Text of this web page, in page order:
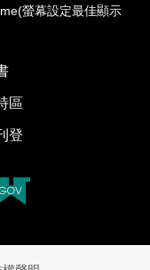
螢幕設定最佳顯示
區
登